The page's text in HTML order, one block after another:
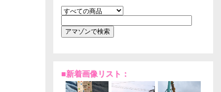
■新着画像リスト：